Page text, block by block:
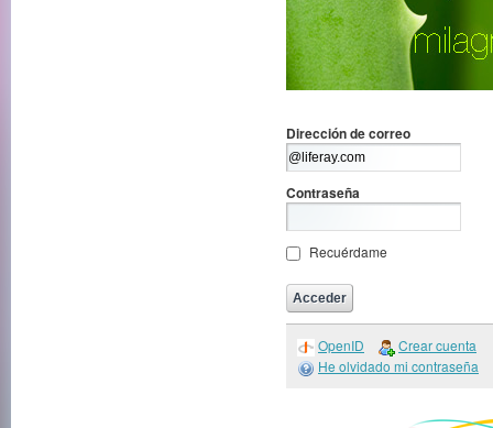
Dirección de correo
Contraseña
Recuérdame
OpenID
Crear cuenta
He olvidado mi contraseña